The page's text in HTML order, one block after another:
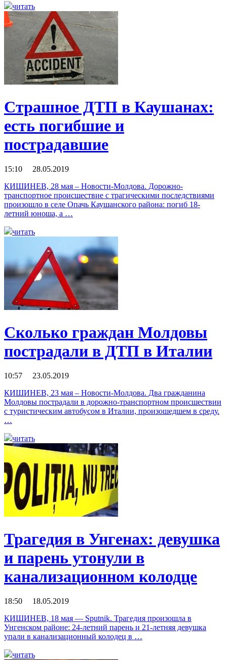
читать
Страшное ДТП в Каушанах:
есть погибшие и
пострадавшие
15:10 28.05.2019
КИШИНЕВ, 28 мая – Новости-Молдова. Дорожно-
транспортное происшествие с трагическими последствиями
произошло в селе Опачь Каушанского района: погиб 18-
летний юноша, а …
читать
Сколько граждан Молдовы
пострадали в ДТП в Италии
10:57 23.05.2019
КИШИНЕВ, 23 мая – Новости-Молдова. Два гражданина
Молдовы пострадали в дорожно-транспортном происшествии
с туристическим автобусом в Италии, произошедшем в среду.
…
читать
Трагедия в Унгенах: девушка
и парень утонули в
канализационном колодце
18:50 18.05.2019
КИШИНЕВ, 18 мая — Sputnik. Трагедия произошла в
Унгенском районе: 24-летний парень и 21-летняя девушка
упали в канализационный колодец в …
читать